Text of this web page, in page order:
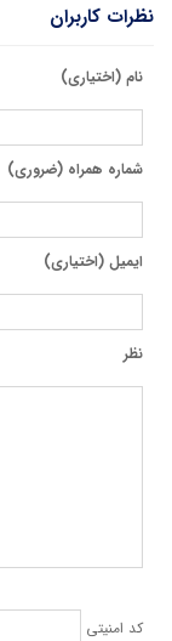
نظرات کاربران
نام (اختیاری)
شماره همراه (ضروری)
ایمیل (اختیاری)
نظر
کد امنیتی